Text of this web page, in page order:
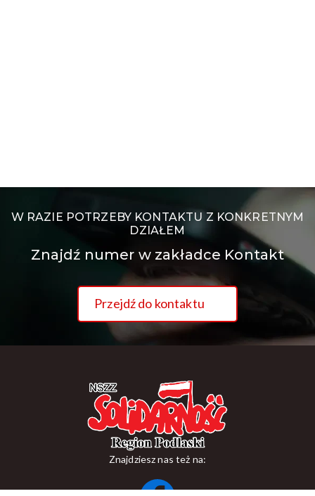
W RAZIE POTRZEBY KONTAKTU Z KONKRETNYM
DZIAŁEM
Znajdź numer w zakładce Kontakt
Przejdź do kontaktu
Znajdziesz nas też na: